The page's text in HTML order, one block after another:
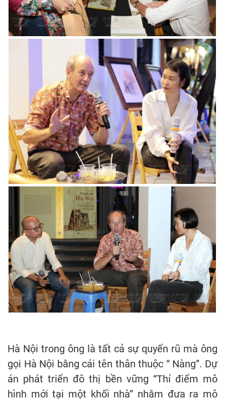
Hà Nội trong ông là tất cả sự quyến rũ mà ông
gọi Hà Nội bằng cái tên thân thuộc “ Nàng”. Dự
án phát triển đô thị bền vững “Thí điểm mô
hình mới tại một khối nhà” nhằm đưa ra mô